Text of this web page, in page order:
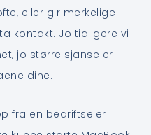
eller gir merkelige
kontakt. Jo tidligere vi
jo større sjanse er
dine.
fra en bedriftseier i